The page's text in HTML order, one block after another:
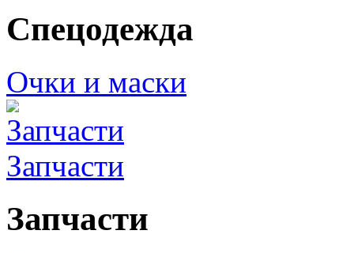
Спецодежда
Очки и маски
Запчасти
Запчасти